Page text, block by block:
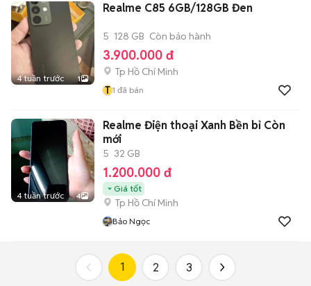
4 tuần trước 1
Realme C85 6GB/128GB Đen
5 128 GB Còn bảo hành
3.900.000 đ
Tp Hồ Chí Minh
T 1 đã bán
4 tuần trước 4
Realme Điện thoại Xanh Bền bỉ Còn
mới
5 32 GB
1.200.000 đ
Giá tốt
Tp Hồ Chí Minh
Bảo Ngọc
1 2 3